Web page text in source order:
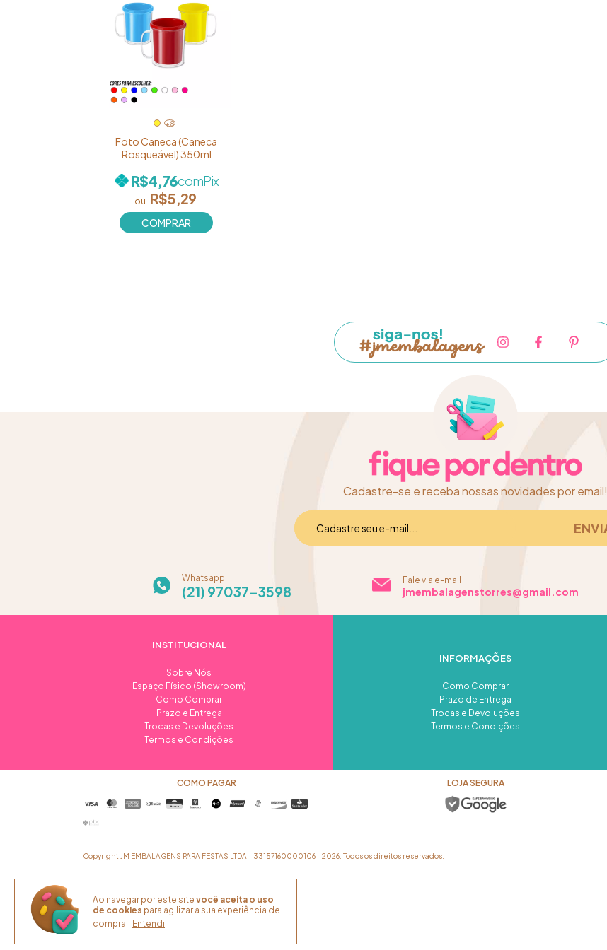
Ao navegar por este site você aceita o uso
de cookies para agilizar a sua experiência de
compra. Entendi
+8
Foto Caneca (Caneca
Rosqueável) 350ml
R$5,29
R$4,76comPix
COMPRAR
Cadastre-se e receba nossas novidades por email!
Whatsapp
(21) 97037-3598
Fale via e-mail
jmembalagenstorres@gmail.com
INSTITUCIONAL
Sobre Nós
Espaço Físico (Showroom)
Como Comprar
Prazo e Entrega
Trocas e Devoluções
Termos e Condições
INFORMAÇÕES
Como Comprar
Prazo de Entrega
Trocas e Devoluções
Termos e Condições
COMO PAGAR LOJA SEGURA
Copyright JM EMBALAGENS PARA FESTAS LTDA - 33157160000106 - 2026. Todos os direitos reservados.